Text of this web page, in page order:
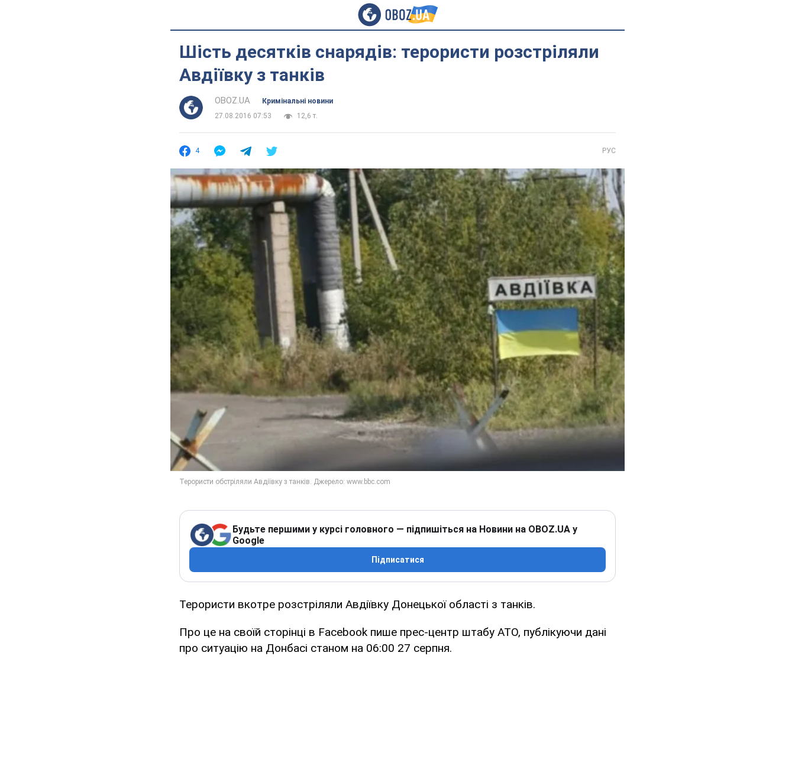
Шість десятків снарядів: терористи розстріляли
Авдіївку з танків
OBOZ.UA
Кримінальні новини
27.08.2016 07:53
12,6 т.
4 РУС
Будьте першими у курсі головного — підпишіться на Новини на OBOZ.UA у
Google
Підписатися
Терористи вкотре розстріляли Авдіївку Донецької області з танків.
Про це на своїй сторінці в Facebook пише прес-центр штабу АТО, публікуючи дані
про ситуацію на Донбасі станом на 06:00 27 серпня.